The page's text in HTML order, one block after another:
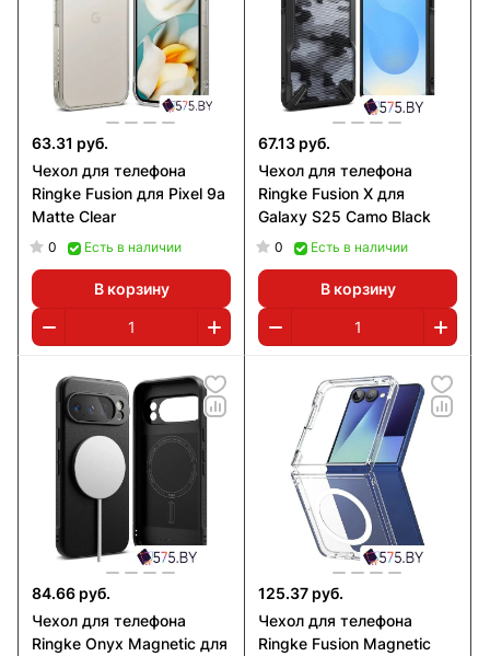
63.31 руб.
Чехол для телефона
Ringke Fusion для Pixel 9a
Matte Clear
0 Есть в наличии
В корзину
67.13 руб.
Чехол для телефона
Ringke Fusion X для
Galaxy S25 Camo Black
0 Есть в наличии
В корзину
84.66 руб.
Чехол для телефона
Ringke Onyx Magnetic для
125.37 руб.
Чехол для телефона
Ringke Fusion Magnetic